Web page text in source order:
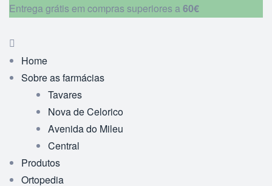
Entrega grátis em compras superiores a60€
Home
Sobre as farmácias
Tavares
Nova de Celorico
Avenida do Mileu
Central
Produtos
Ortopedia